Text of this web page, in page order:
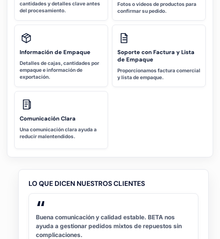
cantidades y detalles clave antes
del procesamiento.
Fotos o videos de productos para
confirmar su pedido.
Información de Empaque
Detalles de cajas, cantidades por
empaque e información de
exportación.
Soporte con Factura y Lista
de Empaque
Proporcionamos factura comercial
y lista de empaque.
Comunicación Clara
Una comunicación clara ayuda a
reducir malentendidos.
LO QUE DICEN NUESTROS CLIENTES
“
Buena comunicación y calidad estable. BETA nos
ayuda a gestionar pedidos mixtos de repuestos sin
complicaciones.